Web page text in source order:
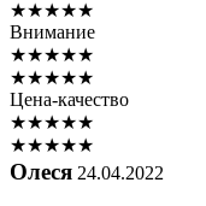
★★★★★
Внимание
★★★★★
★★★★★
Цена-качество
★★★★★
★★★★★
Олеся 24.04.2022